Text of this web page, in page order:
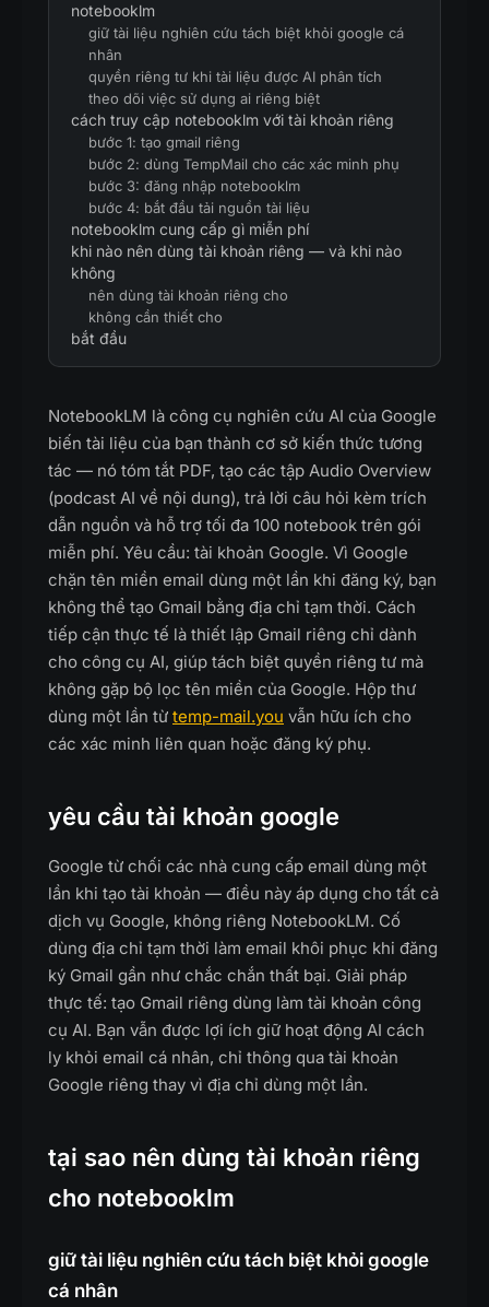
notebooklm
giữ tài liệu nghiên cứu tách biệt khỏi google cá
nhân
quyền riêng tư khi tài liệu được AI phân tích
theo dõi việc sử dụng ai riêng biệt
cách truy cập notebooklm với tài khoản riêng
bước 1: tạo gmail riêng
bước 2: dùng TempMail cho các xác minh phụ
bước 3: đăng nhập notebooklm
bước 4: bắt đầu tải nguồn tài liệu
notebooklm cung cấp gì miễn phí
khi nào nên dùng tài khoản riêng — và khi nào
không
nên dùng tài khoản riêng cho
không cần thiết cho
bắt đầu
NotebookLM là công cụ nghiên cứu AI của Google
biến tài liệu của bạn thành cơ sở kiến thức tương
tác — nó tóm tắt PDF, tạo các tập Audio Overview
(podcast AI về nội dung), trả lời câu hỏi kèm trích
dẫn nguồn và hỗ trợ tối đa 100 notebook trên gói
miễn phí. Yêu cầu: tài khoản Google. Vì Google
chặn tên miền email dùng một lần khi đăng ký, bạn
không thể tạo Gmail bằng địa chỉ tạm thời. Cách
tiếp cận thực tế là thiết lập Gmail riêng chỉ dành
cho công cụ AI, giúp tách biệt quyền riêng tư mà
không gặp bộ lọc tên miền của Google. Hộp thư
dùng một lần từ temp-mail.you vẫn hữu ích cho
các xác minh liên quan hoặc đăng ký phụ.
yêu cầu tài khoản google
Google từ chối các nhà cung cấp email dùng một
lần khi tạo tài khoản — điều này áp dụng cho tất cả
dịch vụ Google, không riêng NotebookLM. Cố
dùng địa chỉ tạm thời làm email khôi phục khi đăng
ký Gmail gần như chắc chắn thất bại. Giải pháp
thực tế: tạo Gmail riêng dùng làm tài khoản công
cụ AI. Bạn vẫn được lợi ích giữ hoạt động AI cách
ly khỏi email cá nhân, chỉ thông qua tài khoản
Google riêng thay vì địa chỉ dùng một lần.
tại sao nên dùng tài khoản riêng
cho notebooklm
giữ tài liệu nghiên cứu tách biệt khỏi google
cá nhân